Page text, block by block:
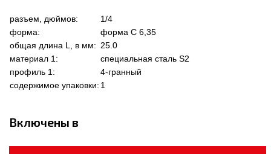
разъем, дюймов:
1/4
форма:
форма C 6,35
общая длина L, в мм: 25.0
материал 1:
специальная сталь S2
профиль 1:
4-гранный
содержимое упаковки: 1
Включены в